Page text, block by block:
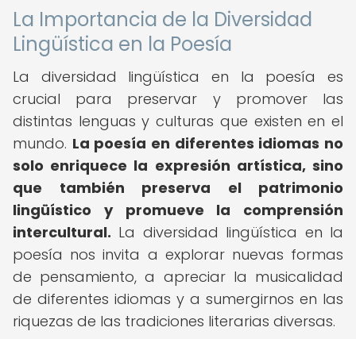
La Importancia de la Diversidad
Lingüística en la Poesía
La diversidad lingüística en la poesía es
crucial para preservar y promover las
distintas lenguas y culturas que existen en el
mundo. La poesía en diferentes idiomas no
solo enriquece la expresión artística, sino
que también preserva el patrimonio
lingüístico y promueve la comprensión
intercultural. La diversidad lingüística en la
poesía nos invita a explorar nuevas formas
de pensamiento, a apreciar la musicalidad
de diferentes idiomas y a sumergirnos en las
riquezas de las tradiciones literarias diversas.